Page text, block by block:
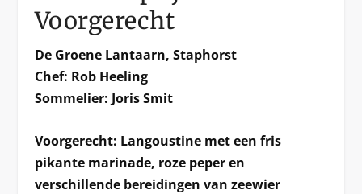
Voorgerecht
De Groene Lantaarn, Staphorst
Chef: Rob Heeling
Sommelier: Joris Smit
Voorgerecht: Langoustine met een fris
pikante marinade, roze peper en
verschillende bereidingen van zeewier